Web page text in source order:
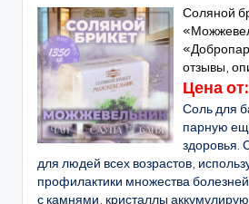
Соляной
отзывы,
Цена
Соль для
парную
здоровья.
для людей всех возрастов,
профилактики множества
с камнями, кристаллы